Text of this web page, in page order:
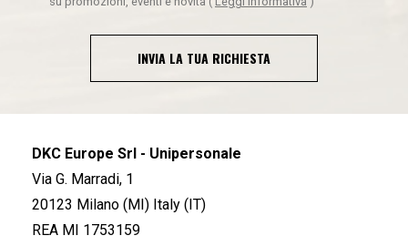
INVIA LA TUA RICHIESTA
DKC Europe Srl - Unipersonale
Via G. Marradi, 1
20123 Milano (MI) Italy (IT)
REA MI 1753159